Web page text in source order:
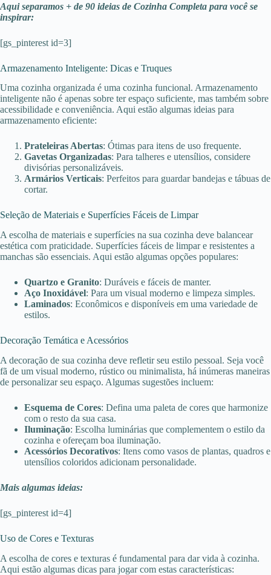
Aqui separamos + de 90 ideias de Cozinha Completa para você se
inspirar:
[gs_pinterest id=3]
Armazenamento Inteligente: Dicas e Truques
Uma cozinha organizada é uma cozinha funcional. Armazenamento
inteligente não é apenas sobre ter espaço suficiente, mas também sobre
acessibilidade e conveniência. Aqui estão algumas ideias para
armazenamento eficiente:
Prateleiras Abertas: Ótimas para itens de uso frequente.
Gavetas Organizadas: Para talheres e utensílios, considere
divisórias personalizáveis.
Armários Verticais: Perfeitos para guardar bandejas e tábuas de
cortar.
Seleção de Materiais e Superfícies Fáceis de Limpar
A escolha de materiais e superfícies na sua cozinha deve balancear
estética com praticidade. Superfícies fáceis de limpar e resistentes a
manchas são essenciais. Aqui estão algumas opções populares:
Quartzo e Granito: Duráveis e fáceis de manter.
Aço Inoxidável: Para um visual moderno e limpeza simples.
Laminados: Econômicos e disponíveis em uma variedade de
estilos.
Decoração Temática e Acessórios
A decoração de sua cozinha deve refletir seu estilo pessoal. Seja você
fã de um visual moderno, rústico ou minimalista, há inúmeras maneiras
de personalizar seu espaço. Algumas sugestões incluem:
Esquema de Cores: Defina uma paleta de cores que harmonize
com o resto da sua casa.
Iluminação: Escolha luminárias que complementem o estilo da
cozinha e ofereçam boa iluminação.
Acessórios Decorativos: Itens como vasos de plantas, quadros e
utensílios coloridos adicionam personalidade.
Mais algumas ideias:
[gs_pinterest id=4]
Uso de Cores e Texturas
A escolha de cores e texturas é fundamental para dar vida à cozinha.
Aqui estão algumas dicas para jogar com estas características: